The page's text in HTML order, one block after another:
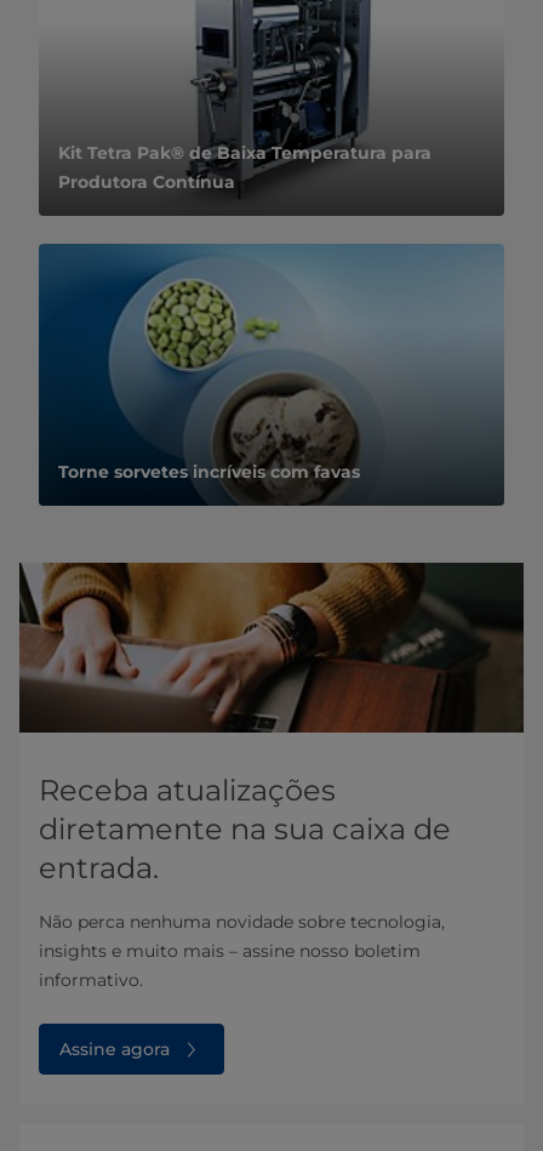
Kit Tetra Pak® de Baixa Temperatura para
Produtora Contínua
Torne sorvetes incríveis com favas
Receba atualizações
diretamente na sua caixa de
entrada.
Não perca nenhuma novidade sobre tecnologia,
insights e muito mais – assine nosso boletim
informativo.
Assine agora